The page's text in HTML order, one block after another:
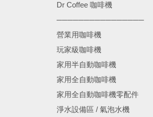
Dr Coffee 咖啡機
────────────────
營業用咖啡機
玩家級咖啡機
家用半自動咖啡機
家用全自動咖啡機
家用全自動咖啡機零配件
淨水設備區 / 氣泡水機